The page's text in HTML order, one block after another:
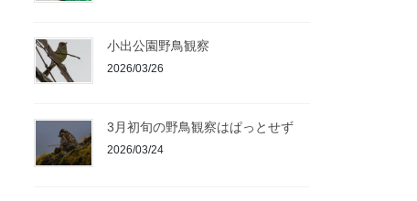
小出公園野鳥観察
2026/03/26
3月初旬の野鳥観察はぱっとせず
2026/03/24